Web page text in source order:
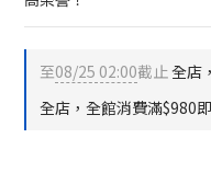
至08/25 02:00截止全店
全店，全館消費滿$980